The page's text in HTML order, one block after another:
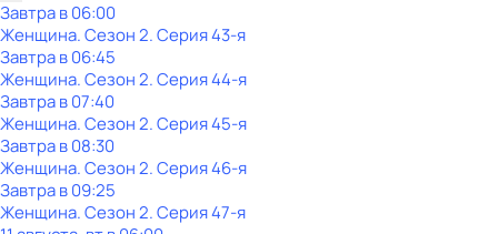
Завтра в 06:00
Женщина. Сезон 2. Серия 43-я
Завтра в 06:45
Женщина. Сезон 2. Серия 44-я
Завтра в 07:40
Женщина. Сезон 2. Серия 45-я
Завтра в 08:30
Женщина. Сезон 2. Серия 46-я
Завтра в 09:25
Женщина. Сезон 2. Серия 47-я